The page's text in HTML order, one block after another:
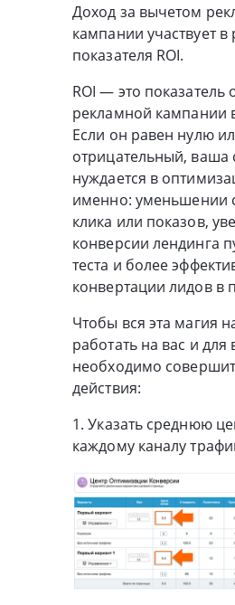
Доход за вычетом
кампании участвует в
показателя ROI.
ROI — это показатель
рекламной кампании
Если он равен нулю
отрицательный, ваша
нуждается в
именно: уменьшении
клика или показов,
конверсии лендинга
теста и более
конвертации лидов в
Чтобы вся эта магия
работать на вас и для
необходимо
действия:
1. Указать среднюю
каждому каналу